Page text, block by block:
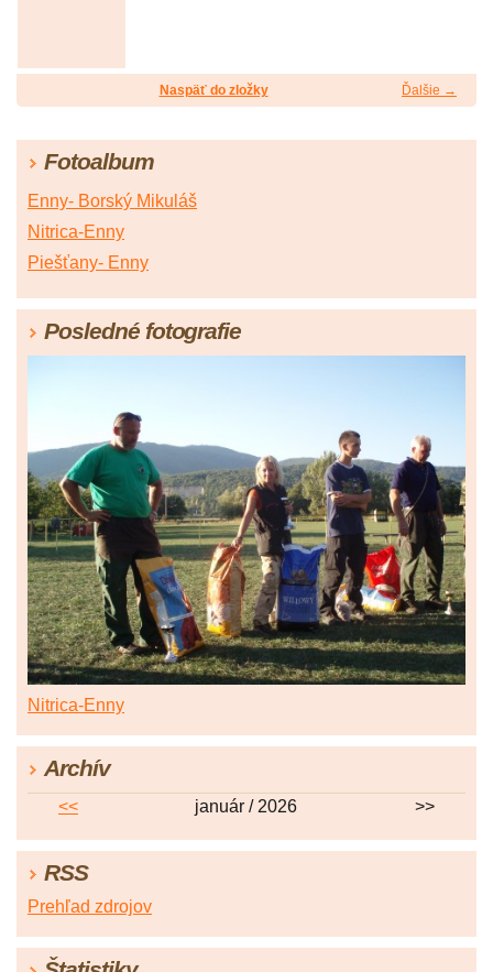
Ďalšie →
Naspäť do zložky
Fotoalbum
Enny- Borský Mikuláš
Nitrica-Enny
Piešťany- Enny
Posledné fotografie
Nitrica-Enny
Archív
<< január / 2026 >>
RSS
Prehľad zdrojov